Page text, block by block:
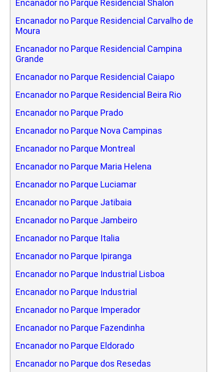
Encanador no Parque Residencial Shalon
Encanador no Parque Residencial Carvalho de
Moura
Encanador no Parque Residencial Campina
Grande
Encanador no Parque Residencial Caiapo
Encanador no Parque Residencial Beira Rio
Encanador no Parque Prado
Encanador no Parque Nova Campinas
Encanador no Parque Montreal
Encanador no Parque Maria Helena
Encanador no Parque Luciamar
Encanador no Parque Jatibaia
Encanador no Parque Jambeiro
Encanador no Parque Italia
Encanador no Parque Ipiranga
Encanador no Parque Industrial Lisboa
Encanador no Parque Industrial
Encanador no Parque Imperador
Encanador no Parque Fazendinha
Encanador no Parque Eldorado
Encanador no Parque dos Resedas